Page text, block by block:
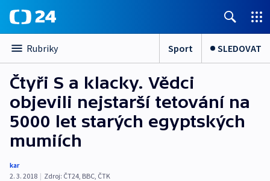
Rubriky Sport SLEDOVAT
Čtyři S a klacky. Vědci
objevili nejstarší tetování na
5000 let starých egyptských
mumiích
kar
2. 3. 2018 | Zdroj: ČT24, BBC, ČTK